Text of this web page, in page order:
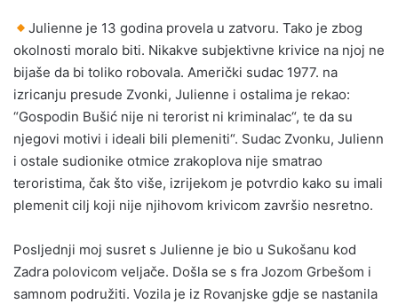
Julienne je 13 godina provela u zatvoru. Tako je zbog
okolnosti moralo biti. Nikakve subjektivne krivice na njoj ne
bijaše da bi toliko robovala. Američki sudac 1977. na
izricanju presude Zvonki, Julienne i ostalima je rekao:
“Gospodin Bušić nije ni terorist ni kriminalac“, te da su
njegovi motivi i ideali bili plemeniti“. Sudac Zvonku, Julienn
i ostale sudionike otmice zrakoplova nije smatrao
teroristima, čak što više, izrijekom je potvrdio kako su imali
plemenit cilj koji nije njihovom krivicom završio nesretno.
Posljednji moj susret s Julienne je bio u Sukošanu kod
Zadra polovicom veljače. Došla se s fra Jozom Grbešom i
samnom podružiti. Vozila je iz Rovanjske gdje se nastanila